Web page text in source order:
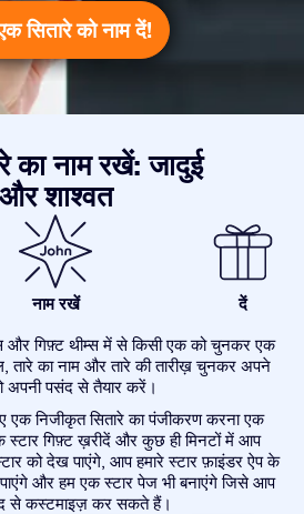
सितारे को नाम दें!
का नाम रखें: जादुई
और शाश्वत
नाम रखें दें
और गिफ़्ट थीम्स में से किसी एक को चुनकर एक
तारे का नाम और तारे की तारीख़ चुनकर अपने
अपनी पसंद से तैयार करें।
एक निजीकृत सितारे का पंजीकरण करना एक
स्टार गिफ़्ट ख़रीदें और कुछ ही मिनटों में आप
को देख पाएंगे, आप हमारे स्टार फ़ाइंडर ऐप के
और हम एक स्टार पेज भी बनाएंगे जिसे आप
से कस्टमाइज़ कर सकते हैं।